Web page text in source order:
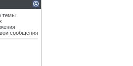
темы
сообщения